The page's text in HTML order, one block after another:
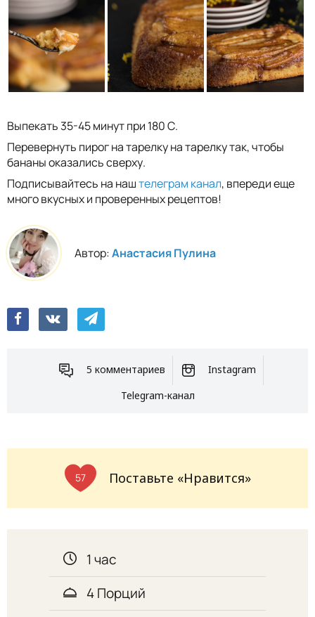
Выпекать 35-45 минут при 180 С.
Перевернуть пирог на тарелку на тарелку так, чтобы
бананы оказались сверху.
Подписывайтесь на наштелеграм канал, впереди еще
много вкусных и проверенных рецептов!
Автор:Анастасия Пулина
5 комментариев
Instagram
Telegram-канал
57 Поставьте «Нравится»
1 час
4 Порций